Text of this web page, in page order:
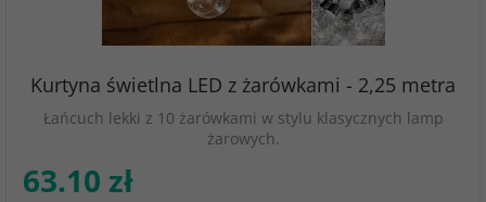
Kurtyna świetlna LED z żarówkami - 2,25 metra
Łańcuch lekki z 10 żarówkami w stylu klasycznych lamp
żarowych.
63.10 zł